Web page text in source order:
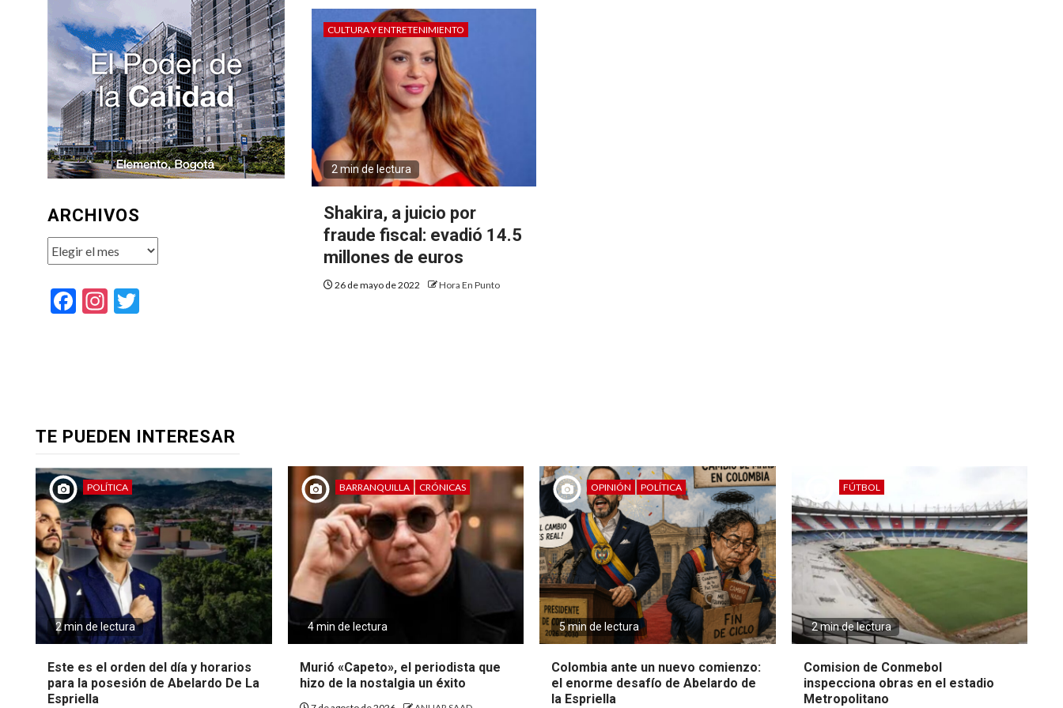
CULTURA Y ENTRETENIMIENTO
2 min de lectura
Shakira, a juicio por
fraude fiscal: evadió 14.5
millones de euros
26 de mayo de 2022 Hora En Punto
ARCHIVOS
Archivos
Facebook
Instagram
TE PUEDEN INTERESAR
POLÍTICA
2 min de lectura
Este es el orden del día y horarios
para la posesión de Abelardo De La
Espriella
BARRANQUILLA CRÓNICAS
4 min de lectura
Murió «Capeto», el periodista que
hizo de la nostalgia un éxito
OPINIÓN POLÍTICA
5 min de lectura
Colombia ante un nuevo comienzo:
el enorme desafío de Abelardo de
la Espriella
FÚTBOL
2 min de lectura
Comision de Conmebol
inspecciona obras en el estadio
Metropolitano